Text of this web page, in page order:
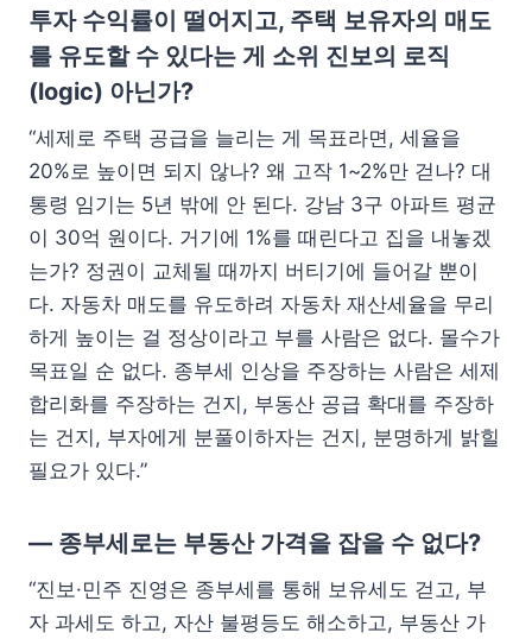
투자 수익률이 떨어지고, 주택 보유자의 매도
를 유도할 수 있다는 게 소위 진보의 로직
(logic) 아닌가?
“세제로 주택 공급을 늘리는 게 목표라면, 세율을
20%로 높이면 되지 않나? 왜 고작 1~2%만 걷나? 대
통령 임기는 5년 밖에 안 된다. 강남 3구 아파트 평균
이 30억 원이다. 거기에 1%를 때린다고 집을 내놓겠
는가? 정권이 교체될 때까지 버티기에 들어갈 뿐이
다. 자동차 매도를 유도하려 자동차 재산세율을 무리
하게 높이는 걸 정상이라고 부를 사람은 없다. 몰수가
목표일 순 없다. 종부세 인상을 주장하는 사람은 세제
합리화를 주장하는 건지, 부동산 공급 확대를 주장하
는 건지, 부자에게 분풀이하자는 건지, 분명하게 밝힐
필요가 있다.”
— 종부세로는 부동산 가격을 잡을 수 없다?
“진보·민주 진영은 종부세를 통해 보유세도 걷고, 부
자 과세도 하고, 자산 불평등도 해소하고, 부동산 가